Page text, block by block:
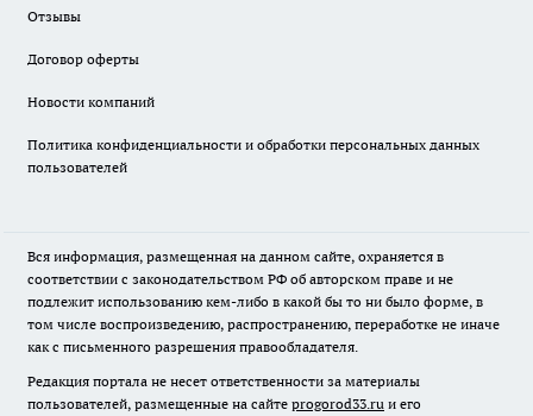
Отзывы
Договор оферты
Новости компаний
Политика конфиденциальности и обработки персональных данных
пользователей
Вся информация, размещенная на данном сайте, охраняется в
соответствии с законодательством РФ об авторском праве и не
подлежит использованию кем-либо в какой бы то ни было форме, в
том числе воспроизведению, распространению, переработке не иначе
как с письменного разрешения правообладателя.
Редакция портала не несет ответственности за материалы
пользователей, размещенные на сайте progorod33.ru и его